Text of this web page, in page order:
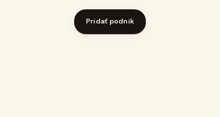
Pridať podnik